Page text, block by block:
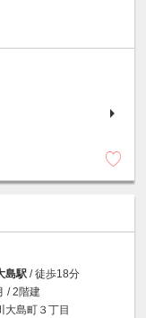
島駅 / 徒歩18分
/ 2階建
大島町３丁目